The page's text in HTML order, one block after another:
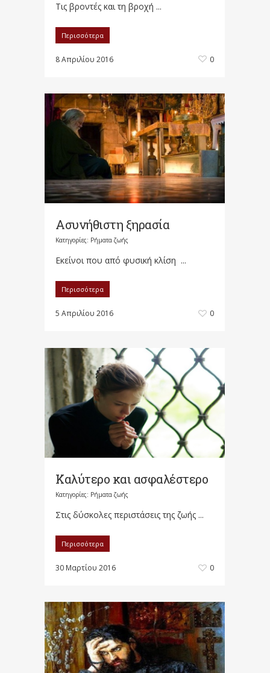
Τις βροντές και τη βροχή ...
Περισσότερα
8 Απριλίου 2016 0
Ασυνήθιστη ξηρασία
Κατηγορίες: Ρήματα ζωής
Εκείνοι που από φυσική κλίση ...
Περισσότερα
5 Απριλίου 2016 0
Καλύτερο και ασφαλέστερο
Κατηγορίες: Ρήματα ζωής
Στις δύσκολες περιστάσεις της ζωής ...
Περισσότερα
30 Μαρτίου 2016 0